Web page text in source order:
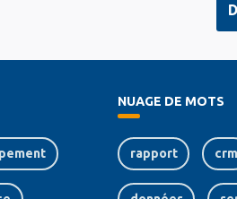
NUAGE DE MOTS
rapport crm